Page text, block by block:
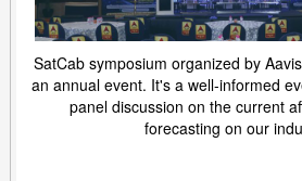
SatCab symposium organized by
an annual event. It's a well-informed
panel discussion on the current
forecasting on our